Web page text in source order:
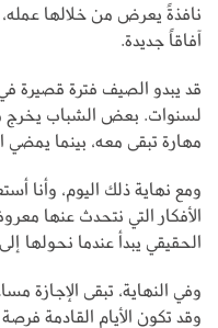
نافذةً يعرض من خلالها
آفاقاً جديدة.
قد يبدو الصيف فترة قصيرة في
لسنوات. بعض الشباب يخرج
مهارة تبقى معه، بينما
ومع نهاية ذلك اليوم، وأنا
الأفكار التي نتحدث عنها
الحقيقي يبدأ عندما نحولها
وفي النهاية، تبقى الإجازة
وقد تكون الأيام القادمة